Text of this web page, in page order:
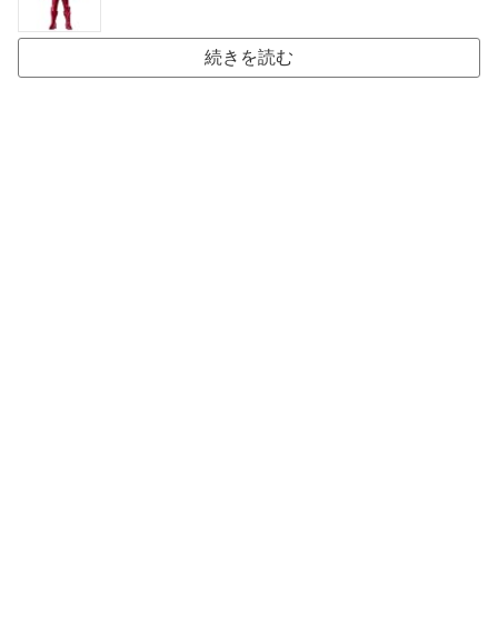
続きを読む